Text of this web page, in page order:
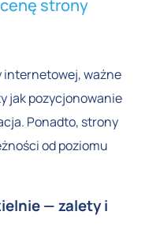
strony
internetowej, ważne
jak pozycjonowanie
Ponadto, strony
od poziomu
— zalety i